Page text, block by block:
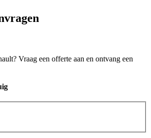
Vraag een offerte aan en ontvang een